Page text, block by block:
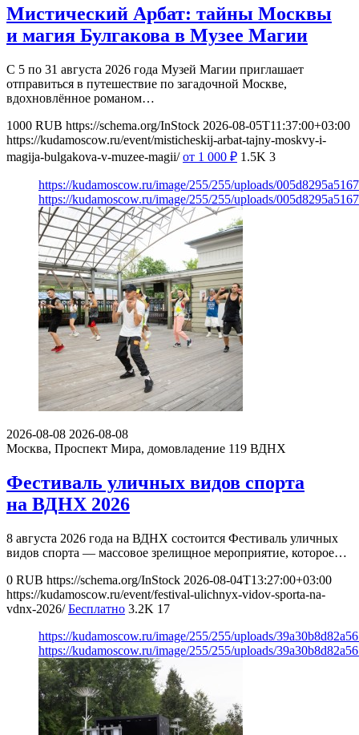
Мистический Арбат: тайны Москвы
и магия Булгакова в Музее Магии
С 5 по 31 августа 2026 года Музей Магии приглашает
отправиться в путешествие по загадочной Москве,
вдохновлённое романом…
1000 RUB https://schema.org/InStock 2026-08-05T11:37:00+03:00
https://kudamoscow.ru/event/misticheskij-arbat-tajny-moskvy-i-
magija-bulgakova-v-muzee-magii/ от 1 000 ₽ 1.5K 3
https://kudamoscow.ru/image/255/255/uploads/
https://kudamoscow.ru/image/255/255/uploads/
2026-08-08 2026-08-08
Москва, Проспект Мира, домовладение 119 ВДНХ
Фестиваль уличных видов спорта
на ВДНХ 2026
8 августа 2026 года на ВДНХ состоится Фестиваль уличных
видов спорта — массовое зрелищное мероприятие, которое…
0 RUB https://schema.org/InStock 2026-08-04T13:27:00+03:00
https://kudamoscow.ru/event/festival-ulichnyx-vidov-sporta-na-
vdnx-2026/ Бесплатно 3.2K 17
https://kudamoscow.ru/image/255/255/uploads/
https://kudamoscow.ru/image/255/255/uploads/